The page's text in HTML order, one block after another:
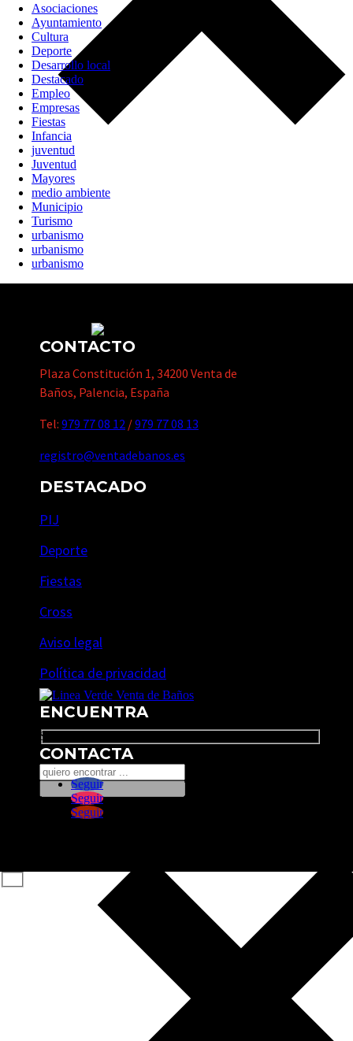
Asociaciones
Ayuntamiento
Cultura
Deporte
Desarrollo local
Destacado
Empleo
Empresas
Fiestas
Infancia
juventud
Juventud
Mayores
medio ambiente
Municipio
Turismo
urbanismo
urbanismo
urbanismo
CONTACTO
Plaza Constitución 1, 34200 Venta de
Baños, Palencia, España
Tel: 979 77 08 12 /979 77 08 13
registro@ventadebanos.es
DESTACADO
PIJ
Deporte
Fiestas
Cross
Aviso legal
Política de privacidad
ENCUENTRA
Search
CONTACTA
Seguir
Seguir
Seguir